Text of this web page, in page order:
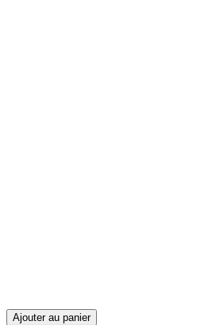
Ajouter au panier